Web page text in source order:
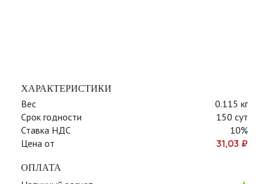
ХАРАКТЕРИСТИКИ
Вес
0.115 кг
Срок годности
150 сут
Ставка НДС
10%
Цена от
31,03 ₽
ОПЛАТА